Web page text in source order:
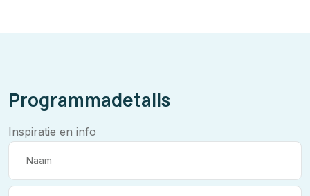
Programmadetails
Inspiratie en info